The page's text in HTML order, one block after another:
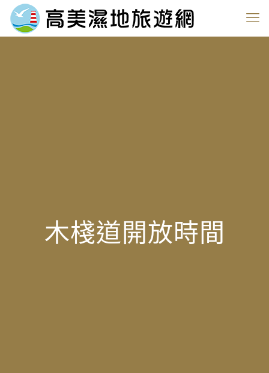
木棧道開放時間